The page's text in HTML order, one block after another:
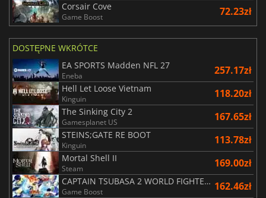
Corsair Cove
Game Boost 72.23zł
DOSTĘPNE WKRÓTCE
EA SPORTS Madden NFL 27
Eneba 257.17zł
Hell Let Loose Vietnam
Kinguin 118.20zł
The Sinking City 2
Gamesplanet US 167.65zł
STEINS;GATE RE BOOT
Kinguin 113.78zł
Mortal Shell II
Steam 169.00zł
CAPTAIN TSUBASA 2 WORLD FIGHTERS
Game Boost 162.46zł